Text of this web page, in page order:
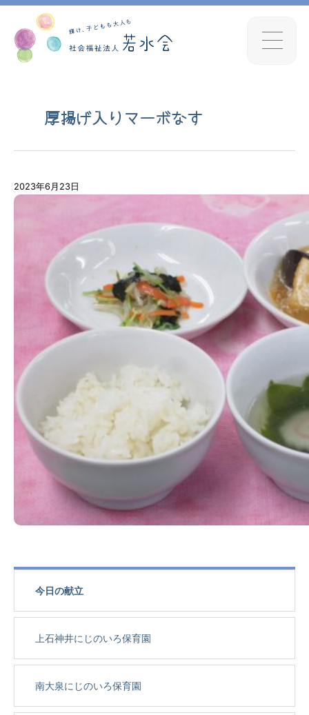
厚揚げ入りマーボなす
2023年6月23日
今日の献立
上石神井にじのいろ保育園
南大泉にじのいろ保育園